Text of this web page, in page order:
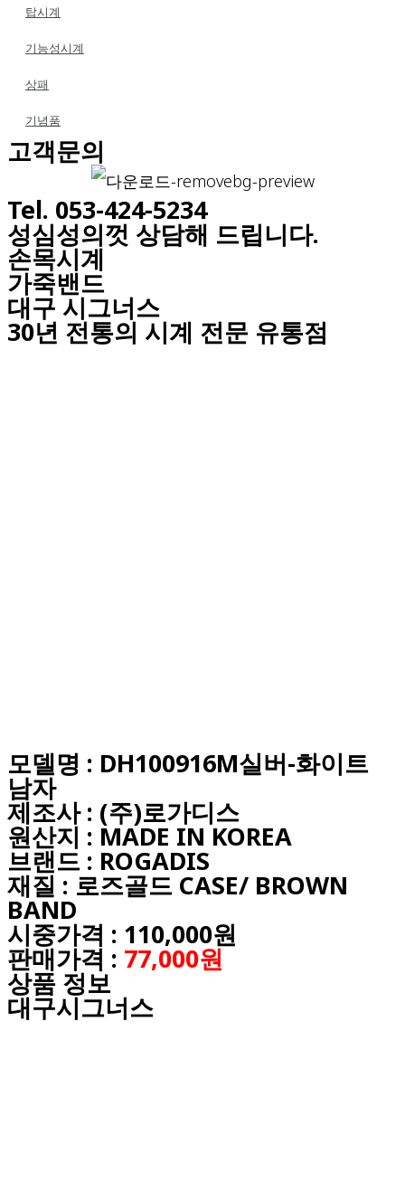
탑시계
기능성시계
상패
기념품
고객문의
Tel. 053-424-5234
성심성의껏 상담해 드립니다.
손목시계
가죽밴드
대구시그너스
30년 전통의 시계 전문 유통점
모델명 : DH100916M실버-화이트
남자
제조사 : (주)로가디스
원산지 : MADE IN KOREA
브랜드 : ROGADIS
재질 : 로즈골드 CASE/ BROWN
BAND
시중가격 : 110,000원
판매가격 : 77,000원
상품 정보
대구시그너스